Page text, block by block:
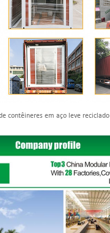
contêineres em aço leve reciclado